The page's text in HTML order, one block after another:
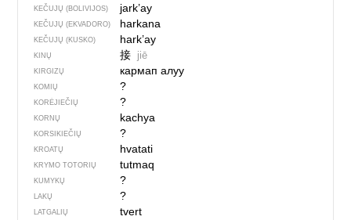
KEČUJŲ (BOLIVIJOS) jark’ay
KEČUJŲ (EKVADORO) harkana
KEČUJŲ (KUSKO) hark’ay
KINŲ 接 jiē
KIRGIZŲ кармап алуу
KOMIŲ ?
KORĖJIEČIŲ ?
KORNŲ kachya
KORSIKIEČIŲ ?
KROATŲ hvatati
KRYMO TOTORIŲ tutmaq
KUMYKŲ ?
LAKŲ ?
LATGALIŲ tvert